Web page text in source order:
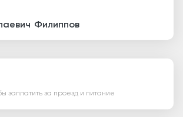
Филиппов
заплатить за проезд и питание